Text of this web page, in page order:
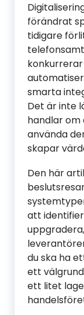
förändrat
tidigare
smarta
Det är inte
handlar
använda
skapar
Den här
att
du ska ha
ett
ett litet